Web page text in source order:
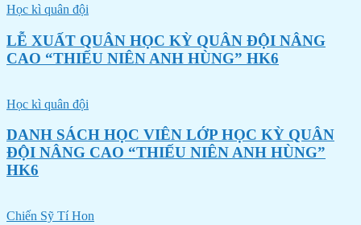
Học kì quân đội
LỄ XUẤT QUÂN HỌC KỲ QUÂN ĐỘI NÂNG
CAO “THIẾU NIÊN ANH HÙNG” HK6
Học kì quân đội
DANH SÁCH HỌC VIÊN LỚP HỌC KỲ QUÂN
ĐỘI NÂNG CAO “THIẾU NIÊN ANH HÙNG”
HK6
Chiến Sỹ Tí Hon